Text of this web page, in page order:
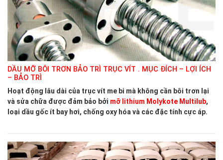
DẦU MỠ BÔI TRƠN BẢO TRÌ TRỤC VÍT . MỤC ĐÍCH – LỢI ÍCH
– BẢO TRÌ
Hoạt động lâu dài của trục vít me bi mà không cần bôi trơn lại
và sửa chữa được đảm bảo bởi mỡ lithium Molykote Multilub,
loại dầu gốc ít bay hơi, chống oxy hóa và các đặc tính cực áp.